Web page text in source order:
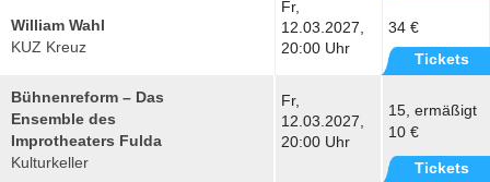
William Wahl
KUZ Kreuz
Fr,
12.03.2027,
20:00 Uhr
34 €
Tickets
Bühnenreform – Das
Ensemble des
Improtheaters Fulda
Kulturkeller
Fr,
12.03.2027,
20:00 Uhr
15, ermäßigt
10 €
Tickets